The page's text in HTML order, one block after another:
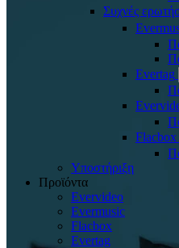
Συχνές
Evertag
Flacbox
Υποστήριξη
Προϊόντα
Evervideo
Evermusic
Flacbox
Evertag